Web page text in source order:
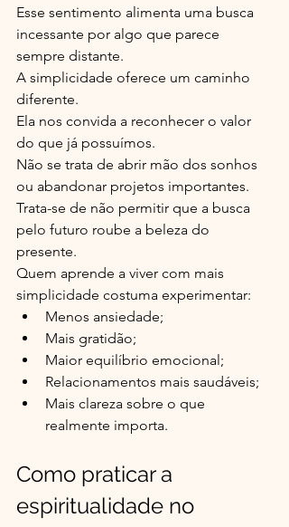
Esse sentimento alimenta uma busca
incessante por algo que parece
sempre distante.
A simplicidade oferece um caminho
diferente.
Ela nos convida a reconhecer o valor
do que já possuímos.
Não se trata de abrir mão dos sonhos
ou abandonar projetos importantes.
Trata-se de não permitir que a busca
pelo futuro roube a beleza do
presente.
Quem aprende a viver com mais
simplicidade costuma experimentar:
Menos ansiedade;
Mais gratidão;
Maior equilíbrio emocional;
Relacionamentos mais saudáveis;
Mais clareza sobre o que
realmente importa.
Como praticar a
espiritualidade no